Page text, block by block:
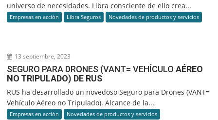
universo de necesidades. Libra consciente de ello crea...
Empresas en acción Libra Seguros Novedades de productos y servicios
13 septiembre, 2023
SEGURO PARA DRONES (VANT= VEHÍCULOAÉREO
NO TRIPULADO) DE RUS
RUS ha desarrollado un novedoso Seguro para Drones (VANT=
Vehículo Aéreo no Tripulado). Alcance de la...
Empresas en acción
Novedades de productos y servicios